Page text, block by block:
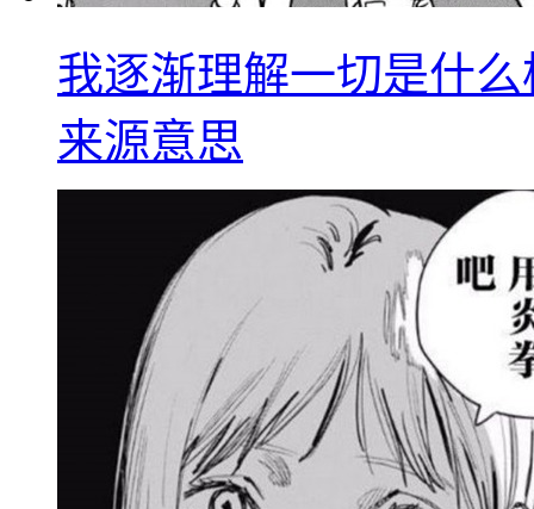
我逐渐理解一切是什
来源意思